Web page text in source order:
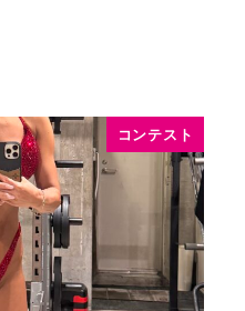
コンテスト